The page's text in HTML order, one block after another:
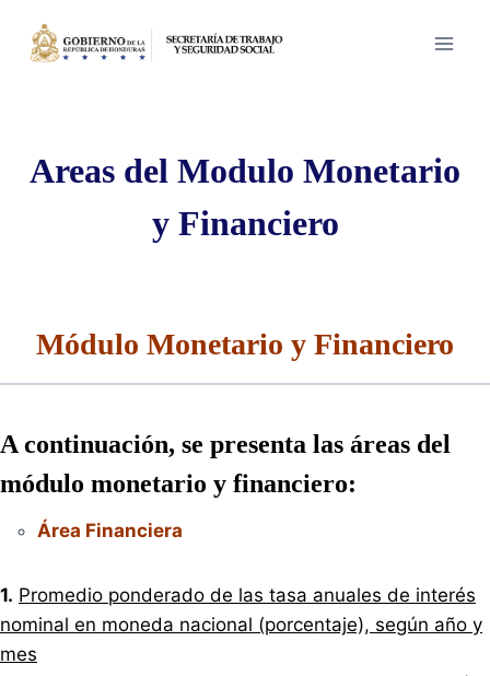
Areas del Modulo Monetario
y Financiero
Módulo Monetario y Financiero
A continuación, se presenta las áreas del
módulo monetario y financiero:
Área Financiera
1. Promedio ponderado de las tasa anuales de interés
nominal en moneda nacional (porcentaje), según año y
mes